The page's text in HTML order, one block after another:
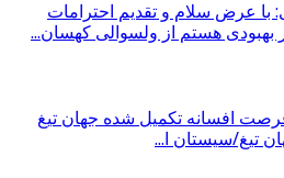
با عرض سلام و تقدیم احترامات
بهبودی هستم از ولسوالی کهسان...
افسانه تکمیل شده جهان تیغ
تیغ/سیستان ا...